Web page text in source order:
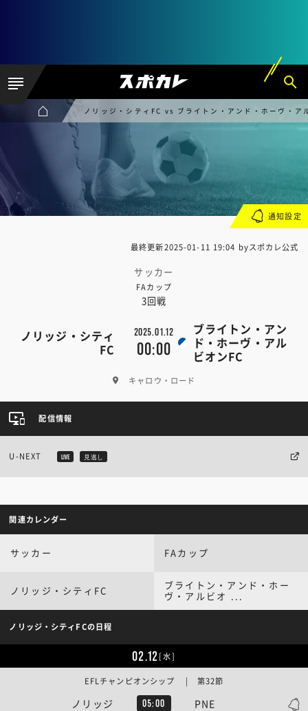
ノリッジ・シティFC vs ブライトン・アンド・ホーヴ・ア
最終更新2025-01-11 19:04 byスポカレ公式
サッカー
FAカップ
3回戦
ノリッジ・シティ
FC
2025.01.12
00:00
ブライトン・アン
ド・ホーヴ・アル
ビオンFC
キャロウ・ロード
通知設定
配信情報
U-NEXT LIVE 見逃し
関連カレンダー
サッカー FAカップ
ノリッジ・シティFC
ブライトン・アンド・ホー
ヴ・アルビオ ...
ノリッジ・シティFCの日程
02.12[水]
ノリッジ 05:00 PNE
EFLチャンピオンシップ | 第32節